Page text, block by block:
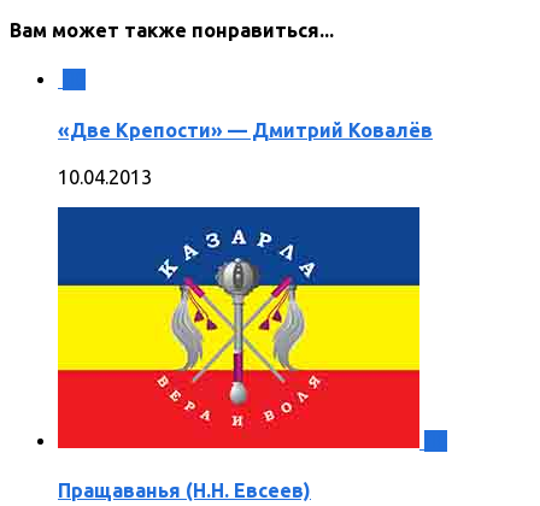
Вам может также понравиться...
«Две Крепости» — Дмитрий Ковалёв
10.04.2013
Пращаванья (Н.Н. Евсеев)